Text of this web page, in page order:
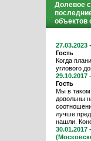
Долевое
объектов
Гость
Когда
углового
Гость
Мы в таком
довольны
лучше
нашли.
30.01.2017